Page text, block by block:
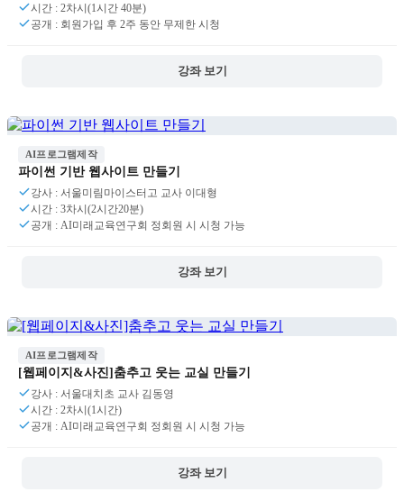
시간 : 2차시(1시간 40분)
공개 : 회원가입 후 2주 동안 무제한 시청
강좌 보기
AI프로그램제작
파이썬 기반 웹사이트 만들기
강사 : 서울미림마이스터고 교사 이대형
시간 : 3차시(2시간20분)
공개 : AI미래교육연구회 정회원 시 시청 가능
강좌 보기
AI프로그램제작
[웹페이지&사진]춤추고 웃는 교실 만들기
강사 : 서울대치초 교사 김동영
시간 : 2차시(1시간)
공개 : AI미래교육연구회 정회원 시 시청 가능
강좌 보기